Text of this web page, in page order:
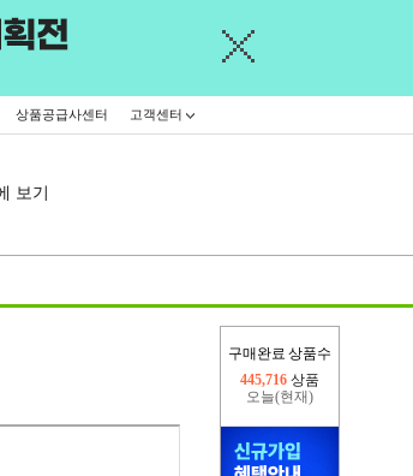
상품공급사센터 고객센터
보기
구매완료 상품수
오늘(현재)
168,643상품